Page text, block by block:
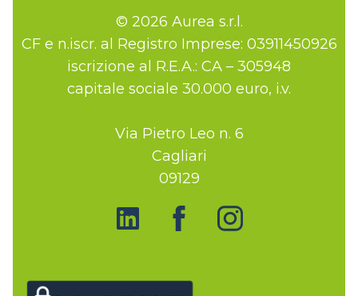
© 2026 Aurea s.r.l.
CF e n.iscr. al Registro Imprese: 03911450926
iscrizione al R.E.A.: CA – 305948
capitale sociale 30.000 euro, i.v.
Via Pietro Leo n. 6
Cagliari
09129